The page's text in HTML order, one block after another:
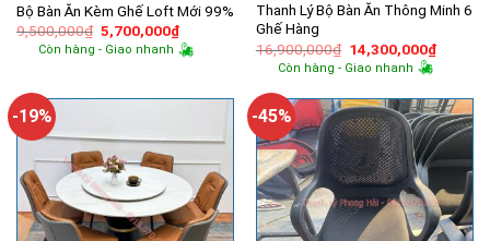
Bộ Bàn Ăn Kèm Ghế Loft Mới 99%
9,500,000₫ Giá
gốc
là:
5,700,000₫Giá
hiện
tại
Còn hàng - Giao nhanh
Thanh Lý Bộ Bàn Ăn Thông Minh 6
Ghế Hàng
16,900,000₫ Giá
gốc
là:
14,300,000₫Giá
hiện
Còn hàng - Giao nhanh
-19% -45%